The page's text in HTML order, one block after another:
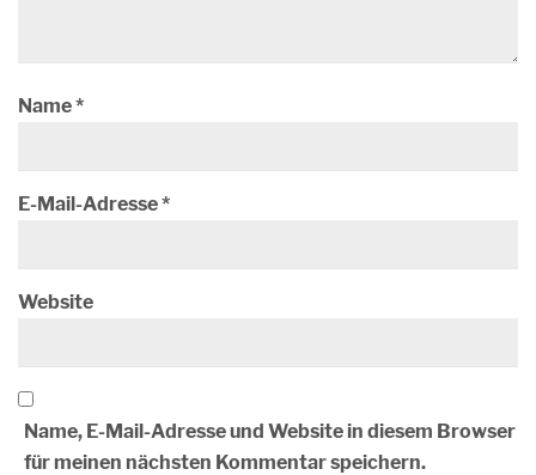
Name*
E-Mail-Adresse*
Website
Name, E-Mail-Adresse und Website in diesem Browser
für meinen nächsten Kommentar speichern.